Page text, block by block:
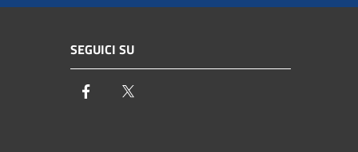
SEGUICI SU
Facebook